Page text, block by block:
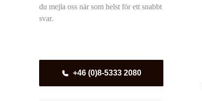
du mejla oss när som helst för ett snabbt
svar.
+46 (0)8-5333 2080